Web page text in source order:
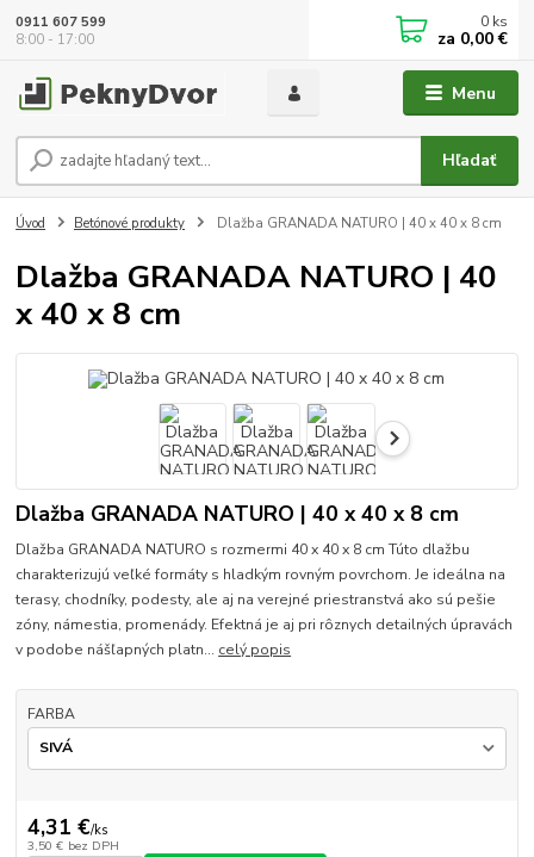
Menu
Hľadať
0911 607 599
8:00 - 17:00
0 ks
za 0,00 €
Úvod Betónové produkty Dlažba GRANADA NATURO | 40 x 40 x 8 cm
Dlažba GRANADA NATURO | 40
x 40 x 8 cm
Dlažba GRANADA NATURO | 40 x 40 x 8 cm
Dlažba GRANADA NATURO s rozmermi 40 x 40 x 8 cm Túto dlažbu
charakterizujú veľké formáty s hladkým rovným povrchom. Je ideálna na
terasy, chodníky, podesty, ale aj na verejné priestranstvá ako sú pešie
zóny, námestia, promenády. Efektná je aj pri rôznych detailných úpravách
v podobe nášľapných platn... celý popis
FARBA
4,31 €/ks
3,50 € bez DPH